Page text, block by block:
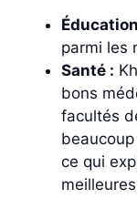
parmi les
Santé :
bons
facultés
ce qui